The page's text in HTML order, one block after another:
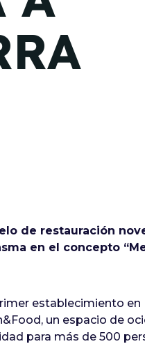
de restauración
en el concepto
establecimiento en
un espacio de
para más de 500